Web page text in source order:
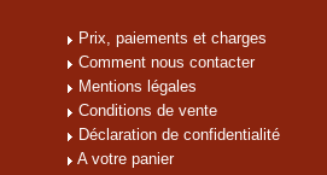
Prix, paiements et charges
Comment nous contacter
Mentions légales
Conditions de vente
Déclaration de confidentialité
A votre panier